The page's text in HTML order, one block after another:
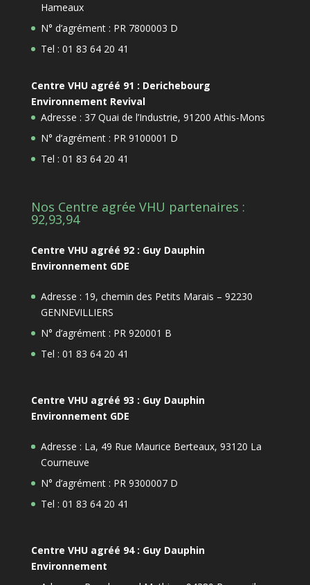
Hameaux
N° d’agrément : PR 7800003 D
Tel : 01 83 64 20 41
Centre VHU agréé 91 : Derichebourg
Environnement Revival
Adresse : 37 Quai de l’Industrie, 91200 Athis-Mons
N° d’agrément : PR 9100001 D
Tel : 01 83 64 20 41
Nos Centre agrée VHU partenaires :
92,93,94
Centre VHU agréé 92 : Guy Dauphin
Environnement GDE
Adresse : 19, chemin des Petits Marais – 92230
GENNEVILLIERS
N° d’agrément : PR 920001 B
Tel : 01 83 64 20 41
Centre VHU agréé 93 : Guy Dauphin
Environnement GDE
Adresse : La, 49 Rue Maurice Berteaux, 93120 La
Courneuve
N° d’agrément : PR 9300007 D
Tel : 01 83 64 20 41
Centre VHU agréé 94 : Guy Dauphin
Environnement